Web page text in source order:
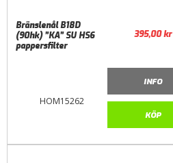
HOM15262
Bränslenål B18D
(90hk) ”KA” SU HS6
pappersfilter
395,00kr
INFO
KÖP